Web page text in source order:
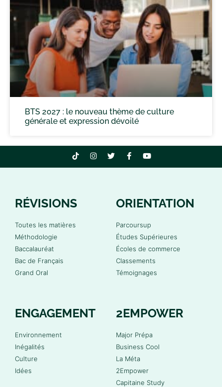
BTS 2027 : le nouveau thème de culture
générale et expression dévoilé
RÉVISIONS
Toutes les matières
Méthodologie
Baccalauréat
Bac de Français
Grand Oral
ORIENTATION
Parcoursup
Études Supérieures
Écoles de commerce
Classements
Témoignages
ENGAGEMENT
Environnement
Inégalités
Culture
Idées
2EMPOWER
Major Prépa
Business Cool
La Méta
2Empower
Capitaine Study